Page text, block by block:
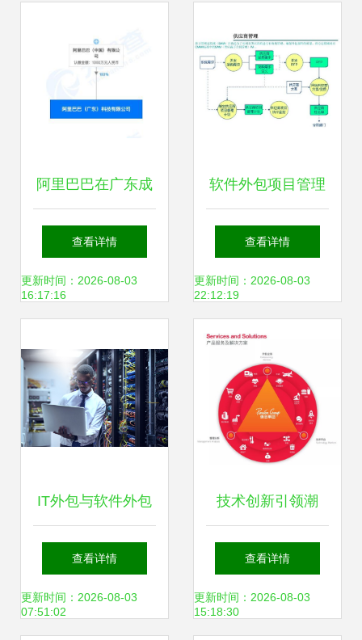
阿里巴巴在广东成
立新公司，关注区
块链技术的应用与
查看详情
更新时间：2026-08-03
16:17:16
软件外包项目管理
的策略与实践 如何
确保软件外包服务
的成功
查看详情
更新时间：2026-08-03
22:12:19
IT外包与软件外包
服务 推动企业数字
化转型的关键动力
查看详情
更新时间：2026-08-03
07:51:02
技术创新引领潮
流，佩信双企荣
膺“高新技术企
查看详情
更新时间：2026-08-03
15:18:30